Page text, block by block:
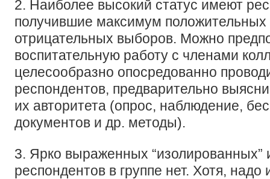
2. Наиболее высокий статус имеют
получившие максимум
отрицательных выборов. Можно
воспитательную работу с членами
целесообразно опосредованно
респондентов, предварительно
их авторитета (опрос, наблюдение,
документов и др. методы).
3. Ярко выраженных “изолированных”
респондентов в группе нет. Хотя, надо